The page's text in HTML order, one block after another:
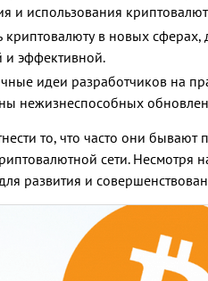
и использования
криптовалюту в новых сферах,
и эффективной.
идеи разработчиков на
нежизнеспособных
то, что часто они
сети. Несмотря
развития и